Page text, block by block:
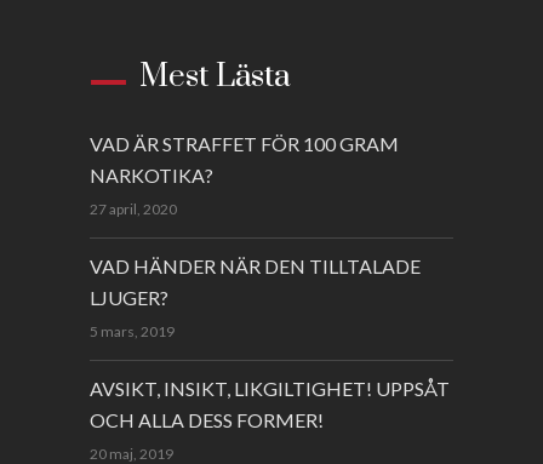
Mest Lästa
VAD ÄR STRAFFET FÖR 100 GRAM
NARKOTIKA?
27 april, 2020
VAD HÄNDER NÄR DEN TILLTALADE
LJUGER?
5 mars, 2019
AVSIKT, INSIKT, LIKGILTIGHET! UPPSÅT
OCH ALLA DESS FORMER!
20 maj, 2019